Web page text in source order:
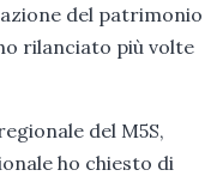
del patrimonio
rilanciato più volte
del M5S,
ho chiesto di